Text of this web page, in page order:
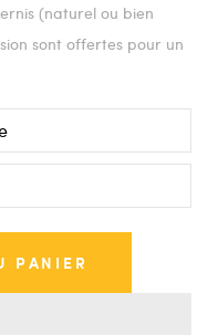
(naturel ou bien
sont offertes pour un
PANIER